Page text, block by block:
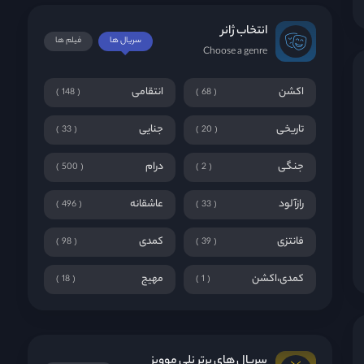
انتخاب ژانر
Choose a genre
فیلم ها سریال ها
اکشن 68 انتقامی 148
تاریخی 20 جنایی 33
جنگی 2 درام 500
رازآلود 33 عاشقانه 496
فانتزی 39 کمدی 98
کمدی،اکشن 1 مهیج 18